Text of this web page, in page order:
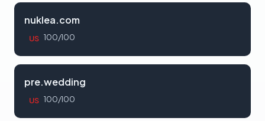
nuklea.com
US 100/100
pre.wedding
US 100/100